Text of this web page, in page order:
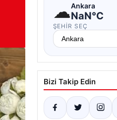
☁Ankara
NaN°C
ŞEHIR SEÇ
Bizi Takip Edin